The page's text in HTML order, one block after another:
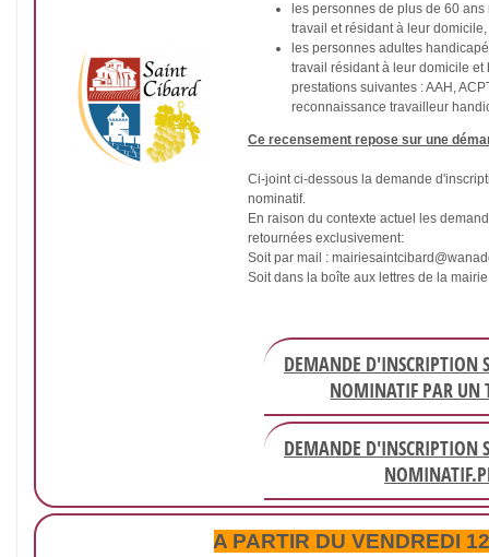
les personnes de plus de 60
travail et résidant à leur domicile,
les personnes adultes
travail résidant à leur domicile et
prestations suivantes : AAH,
reconnaissance travailleur
Ce recensement repose sur une
Ci-joint ci-dessous la demande
nominatif.
En raison du contexte actuel les
retournées exclusivement:
Soit par mail :
Soit dans la boîte aux lettres de la
DEMANDE D'INSCRIPTION
NOMINATIF PAR UN
DEMANDE D'INSCRIPTION
A PARTIR DU VENDREDI